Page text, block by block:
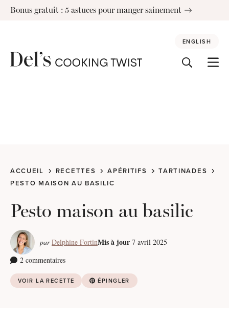
SkipBonus gratuit : 5 astuces pour manger sainement
ENGLISH
ACCUEIL RECETTES APÉRITIFS
TARTINADES
PESTO MAISON AU BASILIC
Pesto maison au basilic
par Delphine FortinMis à jour 7 avril 2025
2 commentaires
VOIR LA RECETTE ÉPINGLER